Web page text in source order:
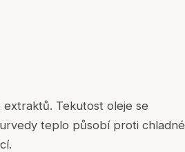
Tekutost oleje se
teplo působí proti chladné